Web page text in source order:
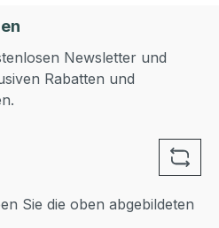
Newsletter und
Rabatten und
Sie die oben abgebildeten